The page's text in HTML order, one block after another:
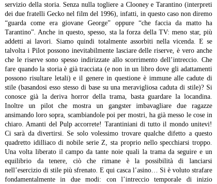
servizio della storia. Senza nulla togliere a Clooney e Tarantino (interpreti
dei due fratelli Gecko nel film del 1996), infatti, in questo caso non diremo
“guarda come era giovane George” oppure “che faccia da matto ha
Tarantino”. Anche in questo, spesso, sta la forza della TV: meno star, più
addetti ai lavori. Siamo quindi totalmente assorbiti nella vicenda. E se
talvolta i Pilot possono inevitabilmente lasciare delle riserve, è vero anche
che le riserve sono spesso indirizzate allo scorrimento dell’intreccio. Che
fare quando la storia è già tracciata (e non in un libro dove gli adattamenti
possono risultare letali) e il genere in questione è immune alle cadute di
stile (basandosi esso stesso di base su una meravigliosa caduta di stile)? Si
conosce già la deriva horror della trama, basta guardare la locandina.
Inoltre un pilot che mostra un gangster imbavagliare due ragazze
ansimando loro sopra, scambiandole poi per mostri, ha già messo le cose in
chiaro. Amanti del Pulp accorrete! Tarantiniani di tutto il mondo unitevi!
Ci sarà da divertirsi. Se solo volessimo trovare qualche difetto a questo
quadretto idilliaco di nobile serie Z, sta proprio nello specchiarsi troppo.
Una volta liberato il campo da tante noie quali la trama da seguire e un
equilibrio da tenere, ciò che rimane è la possibilità di lanciarsi
nell’esercizio di stile più sfrenato. E qui casca l’asino… Si è voluto strafare
fondamentalmente in due modi: con l’intreccio temporale di inizio